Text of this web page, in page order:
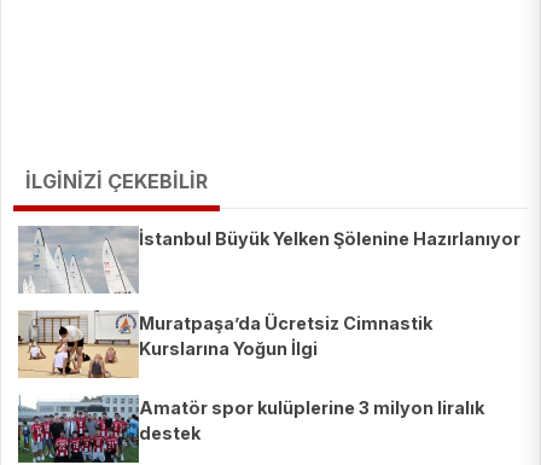
İLGİNİZİ ÇEKEBİLİR
İstanbul Büyük Yelken Şölenine Hazırlanıyor
Muratpaşa’da Ücretsiz Cimnastik
Kurslarına Yoğun İlgi
Amatör spor kulüplerine 3 milyon liralık
destek